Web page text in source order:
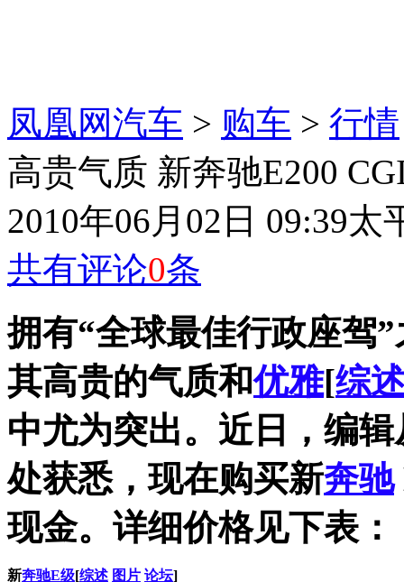
凤凰网汽车 > 购车 > 行情
高贵气质 新奔驰E200
2010年06月02日 09:39太
共有评论0条
拥有“全球最佳行政座驾
其高贵的气质和优雅[综
中尤为突出。近日，编
处获悉，现在购买新奔驰
现金。详细价格见下表：
新奔驰E级[综述 图片 论坛]